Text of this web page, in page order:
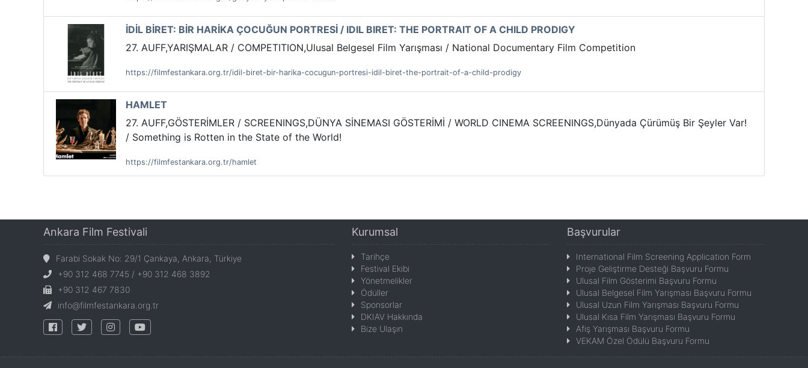
İDİL BİRET: BİR HARİKA ÇOCUĞUN PORTRESİ / IDIL BIRET: THE PORTRAIT OF A CHILD PRODIGY
27. AUFF,YARIŞMALAR / COMPETITION,Ulusal Belgesel Film Yarışması / National Documentary Film Competition
https://filmfestankara.org.tr/idil-biret-bir-harika-cocugun-portresi-idil-biret-the-portrait-of-a-child-prodigy
HAMLET
27. AUFF,GÖSTERİMLER / SCREENINGS,DÜNYA SİNEMASI GÖSTERİMİ / WORLD CINEMA SCREENINGS,Dünyada Çürümüş Bir Şeyler Var!
/ Something is Rotten in the State of the World!
https://filmfestankara.org.tr/hamlet
Ankara Film Festivali
Farabi Sokak No: 29/1 Çankaya, Ankara, Türkiye
+90 312 468 7745 / +90 312 468 3892
+90 312 467 7830
info@filmfestankara.org.tr
Kurumsal
Tarihçe
Festival Ekibi
Yönetmelikler
Ödüller
Sponsorlar
DKIAV Hakkında
Bize Ulaşın
Başvurular
International Film Screening Application Form
Proje Geliştirme Desteği Başvuru Formu
Ulusal Film Gösterimi Başvuru Formu
Ulusal Belgesel Film Yarışması Başvuru Formu
Ulusal Uzun Film Yarışması Başvuru Formu
Ulusal Kısa Film Yarışması Başvuru Formu
Afiş Yarışması Başvuru Formu
VEKAM Özel Ödülü Başvuru Formu